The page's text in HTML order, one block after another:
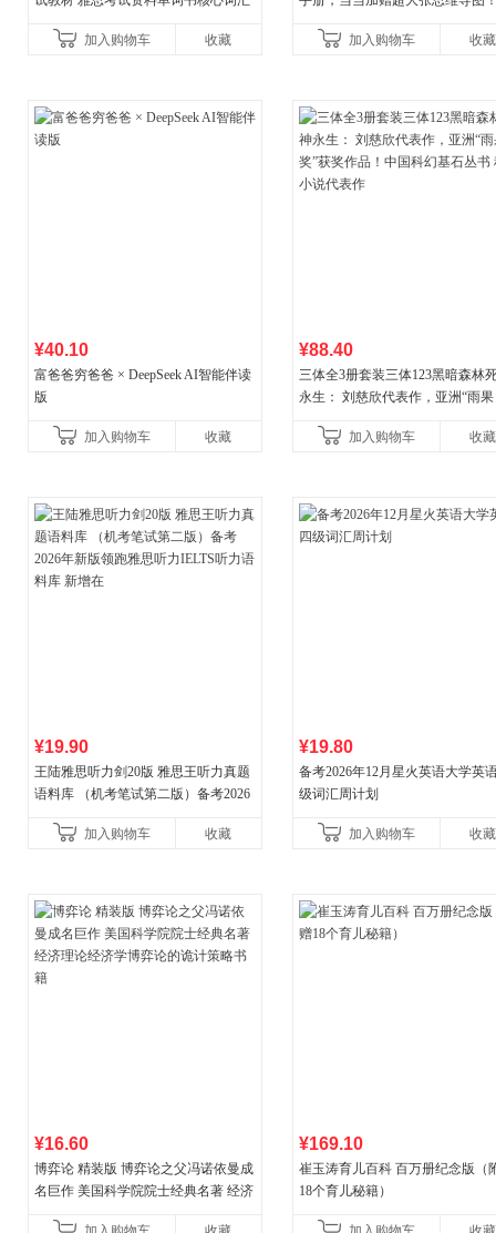
加入购物车
收藏
书社最新修订！中学生
加入购物车 收藏
¥40.10
富爸爸穷爸爸 × DeepSeek AI智能伴读
版
加入购物车 收藏
¥88.40
三体全3册套装三体123黑暗森林
永生： 刘慈欣代表作，亚洲“雨果
小说代表作加入购物车 收藏
¥19.90
王陆雅思听力剑20版 雅思王听力真题
语料库 （机考笔试第二版）备考2026
新增在
加入购物车 收藏
¥19.80
备考2026年12月星火英语大学英
级词汇周计划
加入购物车 收藏
¥16.60
博弈论 精装版 博弈论之父冯诺依曼成
名巨作 美国科学院院士经典名著 经济
¥169.10
崔玉涛育儿百科 百万册纪念版（
18个育儿秘籍）